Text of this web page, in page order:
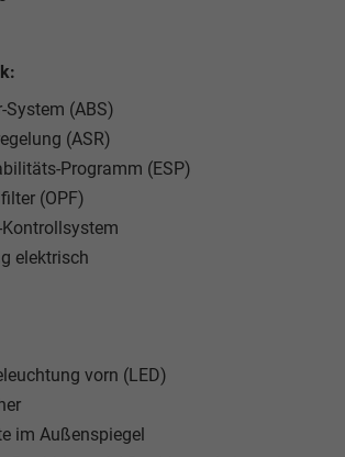
System (ABS)
(ASR)
Programm (ESP)
(OPF)
elektrisch
vorn (LED)
im Außenspiegel